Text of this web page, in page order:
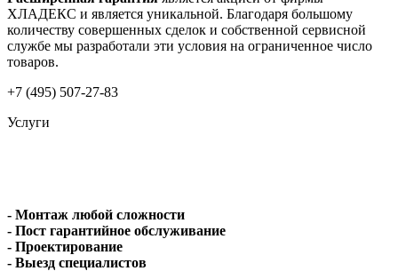
ХЛАДЕКС и является уникальной. Благодаря большому
количеству совершенных сделок и собственной сервисной
службе мы разработали эти условия на ограниченное число
товаров.
+7 (495) 507-27-83
Услуги
- Монтаж любой сложности
- Пост гарантийное обслуживание
- Проектирование
- Выезд специалистов